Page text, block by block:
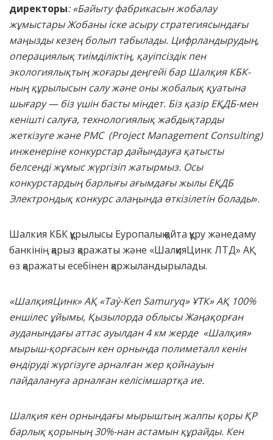
директоры: «Байыту фабрикасын жобалау
жұмыстары Жобаны іске асыру стратегиясындағы
маңызды кезең болып табылады. Цифрландырудың,
операциялық тиімділіктің, қауіпсіздік пен
экологиялықтың жоғары деңгейі бар Шалқия КБК-
ның құрылысын салу және оны жобалық қуатына
шығару — біз үшін басты міндет. Біз қазір ЕҚДБ-мен
кенішті салуға, технологиялық жабдықтарды
жеткізуге және РМС (Project Management Consulting)
инженеріне конкурстар дайындауға қатысты
белсенді жұмыс жүргізіп жатырмыз. Осы
конкурстардың барлығы ағымдағы жылы ЕҚДБ
Электрондық конкурс алаңында өткізілетін болады».
Шалкия КБК құрылысы Еуропалық қайта құру жәнедаму
банкінің қарыз қаражаты және «ШалқияЦинк ЛТД» АҚ
өз қаражаты есебінен қаржыландырылады.
«ШалқияЦинк» АҚ «Taỳ-Ken Samuryq» ҰТК» АҚ 100%
еншілес ұйымы, Қызылорда облысы Жаңақорған
ауданындағы аттас ауылдан 4 км жерде «Шалқия»
мырыш-қорғасын кен орнында полиметалл кенін
өндіруді жүргізуге арналған жер қойнауын
пайдалануға арналған келісімшартқа ие.
Шалқия кен орнындағы мырыштың жалпы қоры ҚР
барлық қорының 30%-нан астамын құрайды. Кен